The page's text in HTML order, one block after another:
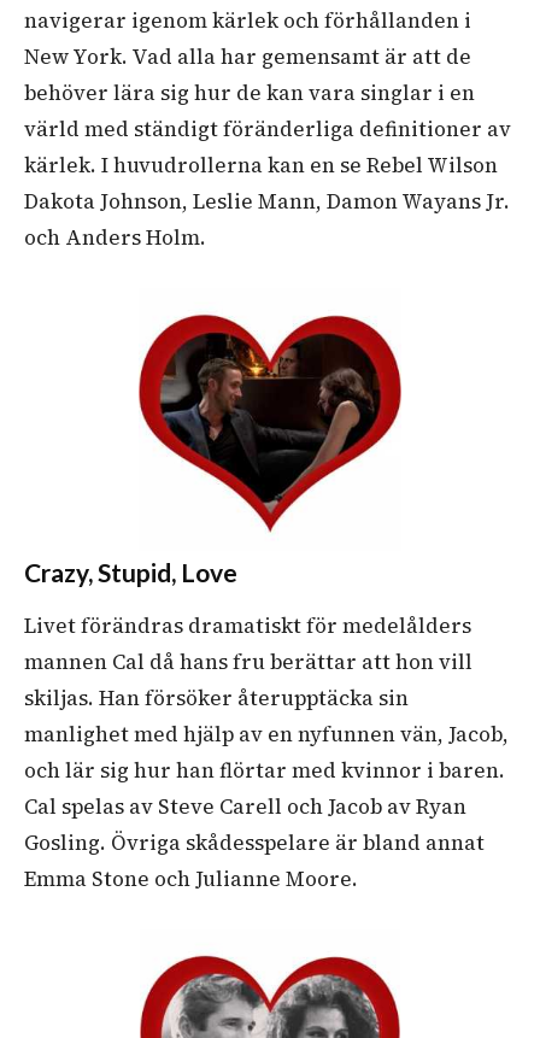
navigerar igenom kärlek och förhållanden i
New York. Vad alla har gemensamt är att de
behöver lära sig hur de kan vara singlar i en
värld med ständigt föränderliga definitioner av
kärlek. I huvudrollerna kan en se Rebel Wilson
Dakota Johnson, Leslie Mann, Damon Wayans Jr.
och Anders Holm.
Crazy, Stupid, Love
Livet förändras dramatiskt för medelålders
mannen Cal då hans fru berättar att hon vill
skiljas. Han försöker återupptäcka sin
manlighet med hjälp av en nyfunnen vän, Jacob,
och lär sig hur han flörtar med kvinnor i baren.
Cal spelas av Steve Carell och Jacob av Ryan
Gosling. Övriga skådesspelare är bland annat
Emma Stone och Julianne Moore.